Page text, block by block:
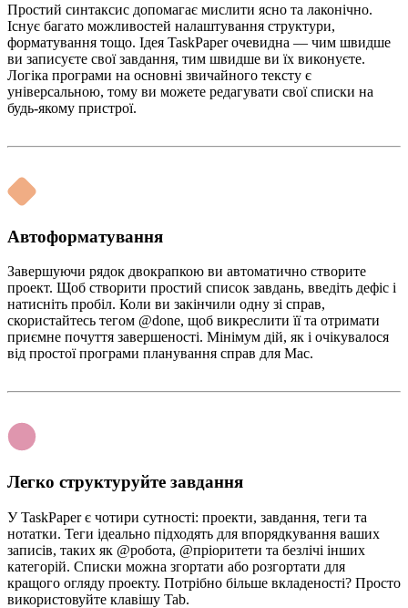
Простий синтаксис допомагає мислити ясно та лаконічно.
Існує багато можливостей налаштування структури,
форматування тощо. Ідея TaskPaper очевидна — чим швидше
ви записуєте свої завдання, тим швидше ви їх виконуєте.
Логіка програми на основні звичайного тексту є
універсальною, тому ви можете редагувати свої списки на
будь-якому пристрої.
Автоформатування
Завершуючи рядок двокрапкою ви автоматично створите
проект. Щоб створити простий список завдань, введіть дефіс і
натисніть пробіл. Коли ви закінчили одну зі справ,
скористайтесь тегом @done, щоб викреслити її та отримати
приємне почуття завершеності. Мінімум дій, як і очікувалося
від простої програми планування справ для Mac.
Легко структуруйте завдання
У TaskPaper є чотири сутності: проекти, завдання, теги та
нотатки. Теги ідеально підходять для впорядкування ваших
записів, таких як @робота, @пріоритети та безлічі інших
категорій. Списки можна згортати або розгортати для
кращого огляду проекту. Потрібно більше вкладеності? Просто
використовуйте клавішу Tab.